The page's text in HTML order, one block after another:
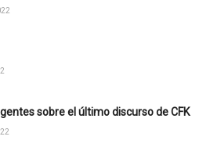
sobre el último discurso de CFK